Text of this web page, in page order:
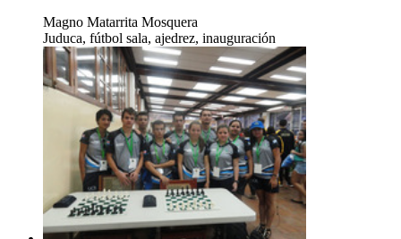
Magno Matarrita Mosquera
Juduca, fútbol sala, ajedrez, inauguración